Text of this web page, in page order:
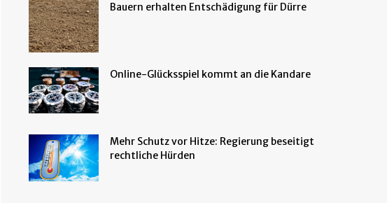
Bauern erhalten Entschädigung für Dürre
Online-Glücksspiel kommt an die Kandare
Mehr Schutz vor Hitze: Regierung beseitigt
rechtliche Hürden